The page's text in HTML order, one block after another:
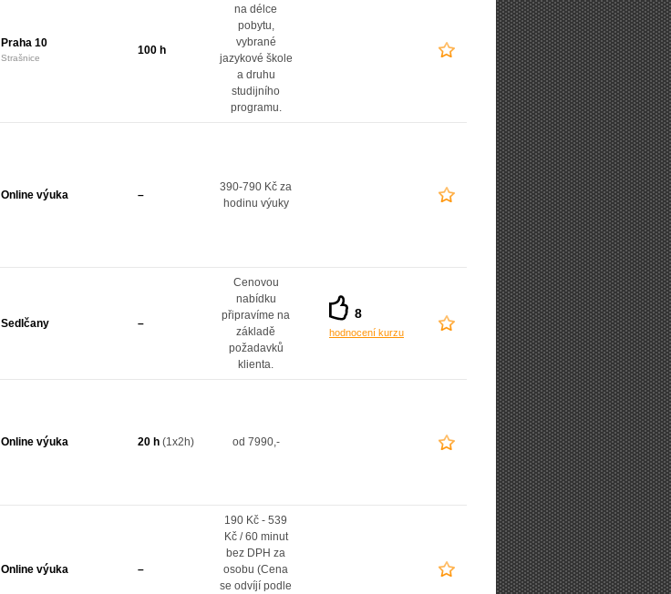
Praha 10
Strašnice
100 h
na délce
pobytu,
vybrané
jazykové škole
a druhu
studijního
programu.
Online výuka –
390-790 Kč za
hodinu výuky
Sedlčany –
Cenovou
nabídku
připravíme na
základě
požadavků
klienta.
8
hodnocení kurzu
Online výuka 20 h (1x2h) od 7990,-
Online výuka –
190 Kč - 539
Kč / 60 minut
bez DPH za
osobu (Cena
se odvíjí podle